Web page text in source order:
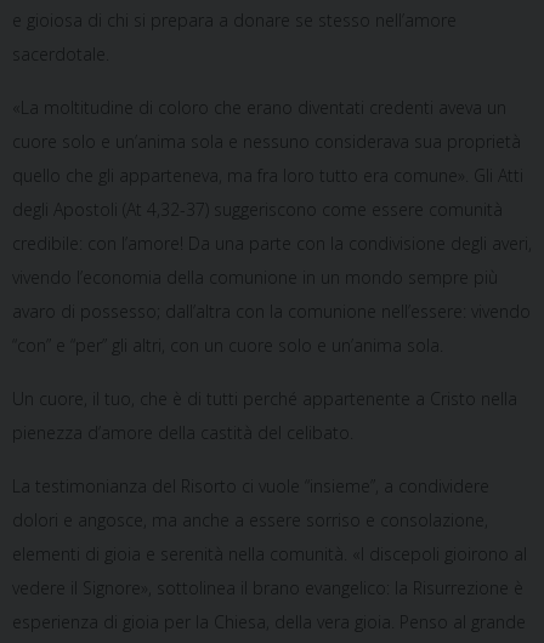
e gioiosa di chi si prepara a donare se stesso nell’amore
sacerdotale.
«La moltitudine di coloro che erano diventati credenti aveva un
cuore solo e un’anima sola e nessuno considerava sua proprietà
quello che gli apparteneva, ma fra loro tutto era comune». Gli Atti
degli Apostoli (At 4,32-37) suggeriscono come essere comunità
credibile: con l’amore! Da una parte con la condivisione degli averi,
vivendo l’economia della comunione in un mondo sempre più
avaro di possesso; dall’altra con la comunione nell’essere: vivendo
“con” e “per” gli altri, con un cuore solo e un’anima sola.
Un cuore, il tuo, che è di tutti perché appartenente a Cristo nella
pienezza d’amore della castità del celibato.
La testimonianza del Risorto ci vuole “insieme”, a condividere
dolori e angosce, ma anche a essere sorriso e consolazione,
elementi di gioia e serenità nella comunità. «I discepoli gioirono al
vedere il Signore», sottolinea il brano evangelico: la Risurrezione è
esperienza di gioia per la Chiesa, della vera gioia. Penso al grande